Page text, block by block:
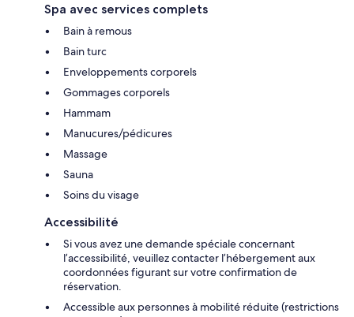
Spa avec services complets
Bain à remous
Bain turc
Enveloppements corporels
Gommages corporels
Hammam
Manucures/pédicures
Massage
Sauna
Soins du visage
Accessibilité
Si vous avez une demande spéciale concernant
l’accessibilité, veuillez contacter l’hébergement aux
coordonnées figurant sur votre confirmation de
réservation.
Accessible aux personnes à mobilité réduite (restrictions